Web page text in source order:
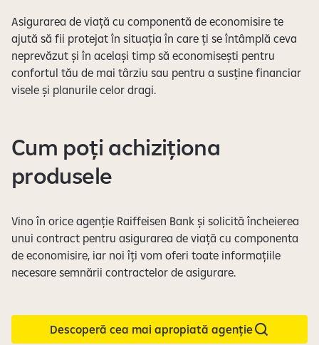
Asigurarea de viață cu componentă de economisire te
ajută să fii protejat în situația în care ți se întâmplă ceva
neprevăzut și în același timp să economisești pentru
confortul tău de mai târziu sau pentru a susține financiar
visele și planurile celor dragi.
Cum poți achiziționa
produsele
Vino în orice agenție Raiffeisen Bank și solicită încheierea
unui contract pentru asigurarea de viață cu componenta
de economisire, iar noi îți vom oferi toate informațiile
necesare semnării contractelor de asigurare.
Descoperă cea mai apropiată agenție